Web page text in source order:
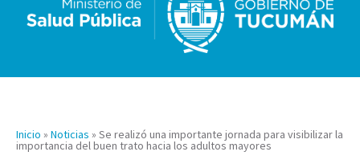
Inicio » Noticias » Se realizó una importante jornada para visibilizar la
importancia del buen trato hacia los adultos mayores